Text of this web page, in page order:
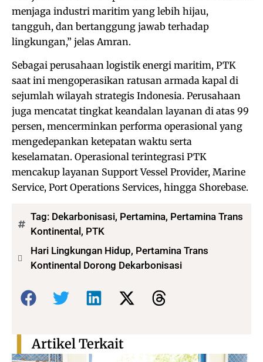
menjaga industri maritim yang lebih hijau,
tangguh, dan bertanggung jawab terhadap
lingkungan,” jelas Amran.
Sebagai perusahaan logistik energi maritim, PTK
saat ini mengoperasikan ratusan armada kapal di
sejumlah wilayah strategis Indonesia. Perusahaan
juga mencatat tingkat keandalan layanan di atas 99
persen, mencerminkan performa operasional yang
mengedepankan ketepatan waktu serta
keselamatan. Operasional terintegrasi PTK
mencakup layanan Support Vessel Provider, Marine
Service, Port Operations Services, hingga Shorebase.
Tag: Dekarbonisasi, Pertamina, Pertamina Trans
Kontinental, PTK
Hari Lingkungan Hidup, Pertamina Trans
Kontinental Dorong Dekarbonisasi
Bagikan:
Artikel Terkait